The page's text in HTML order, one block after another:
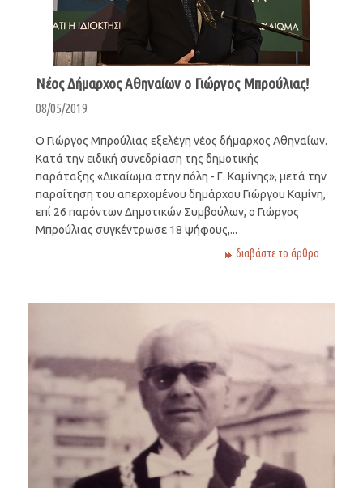
Νέος Δήμαρχος Αθηναίων ο Γιώργος Μπρούλιας!
08/05/2019
Ο Γιώργος Μπρούλιας εξελέγη νέος δήμαρχος Αθηναίων.
Κατά την ειδική συνεδρίαση της δημοτικής
παράταξης «Δικαίωμα στην πόλη - Γ. Καμίνης», μετά την
παραίτηση του απερχομένου δημάρχου Γιώργου Καμίνη,
επί 26 παρόντων Δημοτικών Συμβούλων, ο Γιώργος
Μπρούλιας συγκέντρωσε 18 ψήφους,...
διαβάστε το άρθρο